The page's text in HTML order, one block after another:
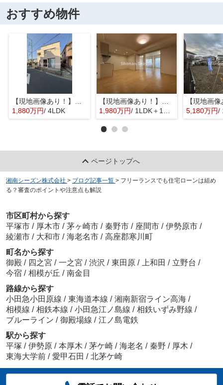
おすすめ物件
1,880万円/ 4LDK
1,980万円/ 1LDK＋1S(納戸) 5,180万円/
ページトップへ
湘南シーズン株式会社 > ブログ記事一覧 > フリーランスでも住宅ローンは組め
る？審査のポイントや注意点も解説
市区町村から探す
平塚市 / 厚木市 / 茅ヶ崎市 / 秦野市 / 座間市 / 伊勢原市 /
綾瀬市 / 大和市 / 海老名市 / 高座郡寒川町
町名から探す
御殿 / 四之宮 / 一之宮 / 渋沢 / 東田原 / 上和田 / 立野台 /
今宿 / 相模が丘 / 南金目
路線から探す
小田急小田原線 / 東海道本線 / 湘南新宿ライン高海 /
相模線 / 相鉄本線 / 小田急江ノ島線 / 相鉄いずみ野線 /
ブルーライン / 御殿場線 / 江ノ島電鉄
駅から探す
平塚 / 伊勢原 / 本厚木 / 茅ケ崎 / 海老名 / 秦野 / 厚木 /
東海大学前 / 愛甲石田 / 北茅ケ崎